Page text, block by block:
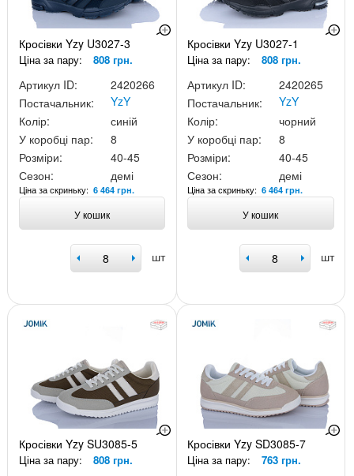
Кросівки Yzy U3027-3
Ціна за пару: 808 грн.
Артикул ID:
2420266
Постачальник:
YzY
Колір:
синій
У коробці пар:
8
Розміри:
40-45
Сезон:
демі
Ціна за скриньку: 6 464 грн.
У кошик
шт
Кросівки Yzy U3027-1
Ціна за пару: 808 грн.
Артикул ID:
2420265
Постачальник:
YzY
Колір:
чорний
У коробці пар:
8
Розміри:
40-45
Сезон:
демі
Ціна за скриньку:6 464 грн.
У кошик
шт
Кросівки Yzy SU3085-5
Ціна за пару: 808 грн.
Кросівки Yzy SD3085-7
Ціна за пару: 763 грн.